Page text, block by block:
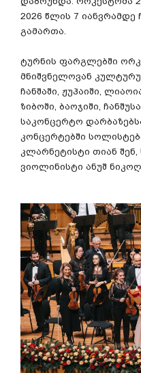
2026 წლის 7 იანვრამდე
გამართა.
ტურნის ფარგლებში
მნიშვნელოვან
ჩანშაში, ჟუჰაიში,
ზიბოში, ბაოჯიში,
საკონცერტო
კონცერტებში
კლარნეტისტი თიან შენ,
ვიოლინისტი ანუშ